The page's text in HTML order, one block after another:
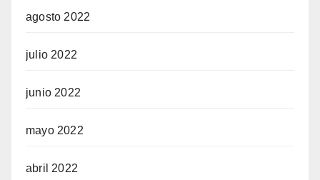
agosto 2022
julio 2022
junio 2022
mayo 2022
abril 2022